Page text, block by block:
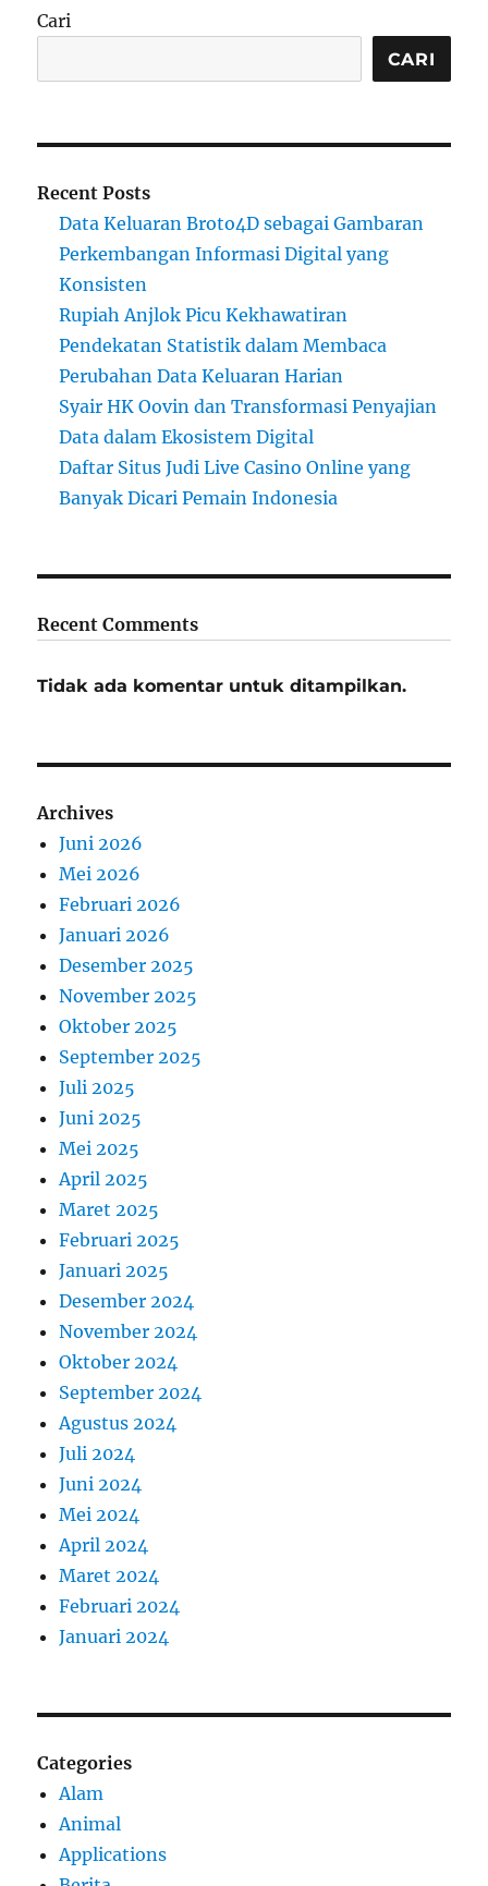
Cari
CARI
Recent Posts
Data Keluaran Broto4D sebagai Gambaran
Perkembangan Informasi Digital yang
Konsisten
Rupiah Anjlok Picu Kekhawatiran
Pendekatan Statistik dalam Membaca
Perubahan Data Keluaran Harian
Syair HK Oovin dan Transformasi Penyajian
Data dalam Ekosistem Digital
Daftar Situs Judi Live Casino Online yang
Banyak Dicari Pemain Indonesia
Recent Comments
Tidak ada komentar untuk ditampilkan.
Archives
Juni 2026
Mei 2026
Februari 2026
Januari 2026
Desember 2025
November 2025
Oktober 2025
September 2025
Juli 2025
Juni 2025
Mei 2025
April 2025
Maret 2025
Februari 2025
Januari 2025
Desember 2024
November 2024
Oktober 2024
September 2024
Agustus 2024
Juli 2024
Juni 2024
Mei 2024
April 2024
Maret 2024
Februari 2024
Januari 2024
Categories
Alam
Animal
Applications